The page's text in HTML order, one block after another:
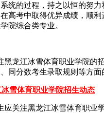
统的过程，持之以恒的努力
高考中取得优异成绩，顺
院综合类专业。
黑龙江冰雪体育职业学院的
同分数考生录取规则等方面
雪体育职业学院招生动态
应关注黑龙江冰雪体育职业